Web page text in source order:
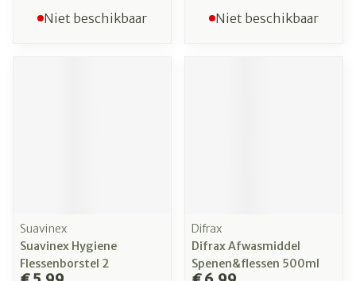
Niet beschikbaar Niet beschikbaar
Suavinex
Suavinex Hygiene
Flessenborstel 2
Difrax
Difrax Afwasmiddel
Spenen&flessen 500ml